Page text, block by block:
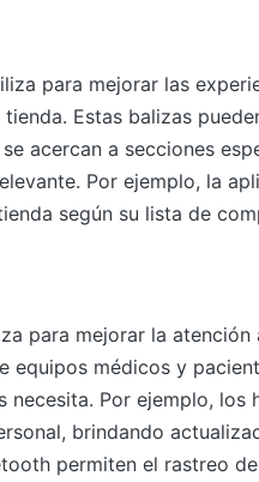
para mejorar las
Estas balizas
acercan a secciones
Por ejemplo, la
según su lista de
para mejorar la atención
equipos médicos y
Por ejemplo, los
brindando
permiten el rastreo